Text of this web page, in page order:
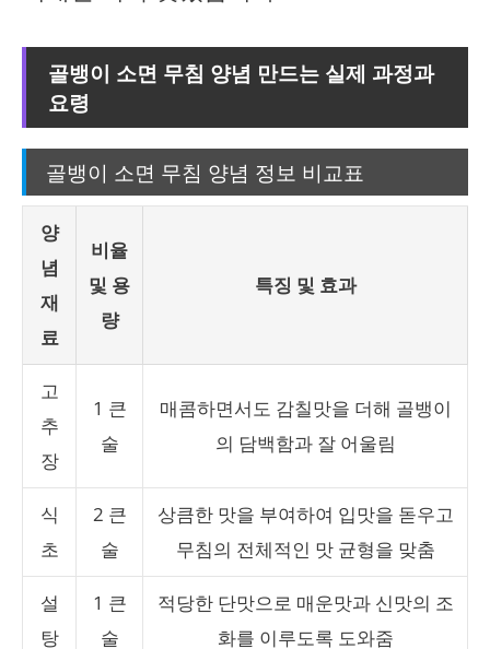
골뱅이 소면 무침 양념 만드는 실제 과정과
요령
골뱅이 소면 무침 양념 정보 비교표
양
념
재
료
비율
및 용
량
특징 및 효과
고
추
장
1 큰
술
매콤하면서도 감칠맛을 더해 골뱅이
의 담백함과 잘 어울림
식
초
2 큰
술
상큼한 맛을 부여하여 입맛을 돋우고
무침의 전체적인 맛 균형을 맞춤
설
탕
1 큰
술
적당한 단맛으로 매운맛과 신맛의 조
화를 이루도록 도와줌